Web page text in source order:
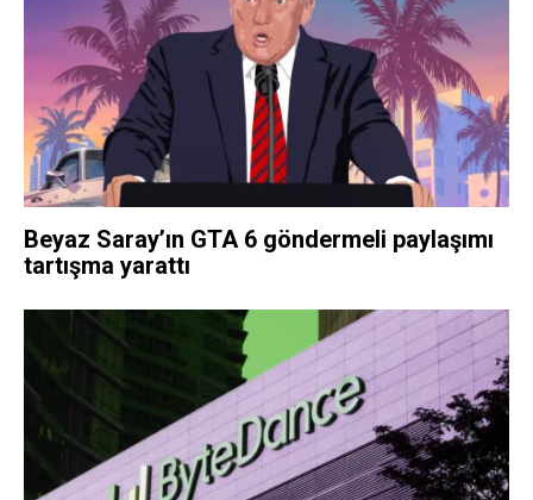
Beyaz Saray’ın GTA 6 göndermeli paylaşımı
tartışma yarattı